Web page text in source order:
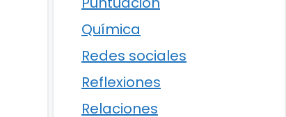
Química
Redes sociales
Reflexiones
Relaciones